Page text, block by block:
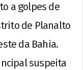
a golpes de
de Planalto
da Bahia.
suspeita